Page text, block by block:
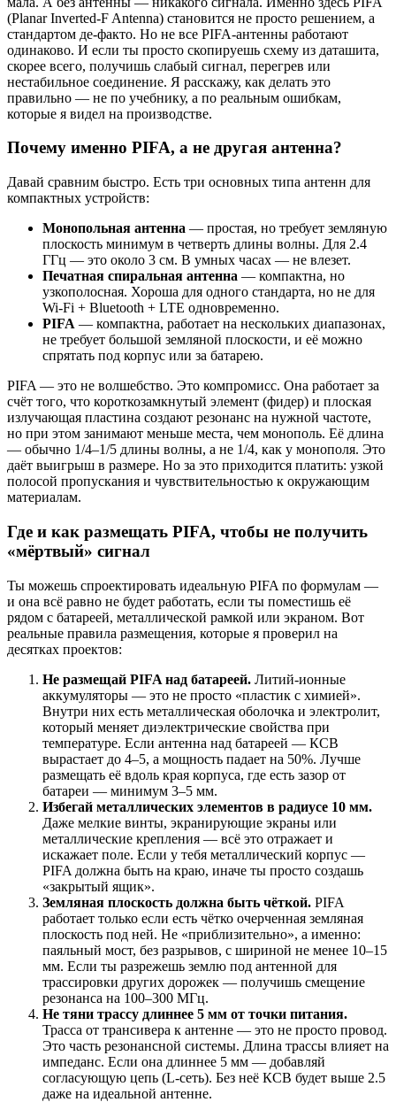
(Planar Inverted-F Antenna) становится не просто решением, а
стандартом де-факто. Но не все PIFA-антенны работают
одинаково. И если ты просто скопируешь схему из даташита,
скорее всего, получишь слабый сигнал, перегрев или
нестабильное соединение. Я расскажу, как делать это
правильно — не по учебнику, а по реальным ошибкам,
которые я видел на производстве.
Почему именно PIFA, а не другая антенна?
Давай сравним быстро. Есть три основных типа антенн для
компактных устройств:
Монопольная антенна — простая, но требует земляную
плоскость минимум в четверть длины волны. Для 2.4
ГГц — это около 3 см. В умных часах — не влезет.
Печатная спиральная антенна — компактна, но
узкополосная. Хороша для одного стандарта, но не для
Wi-Fi + Bluetooth + LTE одновременно.
PIFA — компактна, работает на нескольких диапазонах,
не требует большой земляной плоскости, и её можно
спрятать под корпус или за батарею.
PIFA — это не волшебство. Это компромисс. Она работает за
счёт того, что короткозамкнутый элемент (фидер) и плоская
излучающая пластина создают резонанс на нужной частоте,
но при этом занимают меньше места, чем монополь. Её длина
— обычно 1/4–1/5 длины волны, а не 1/4, как у монополя. Это
даёт выигрыш в размере. Но за это приходится платить: узкой
полосой пропускания и чувствительностью к окружающим
материалам.
Где и как размещать PIFA, чтобы не получить
«мёртвый» сигнал
Ты можешь спроектировать идеальную PIFA по формулам —
и она всё равно не будет работать, если ты поместишь её
рядом с батареей, металлической рамкой или экраном. Вот
реальные правила размещения, которые я проверил на
десятках проектов:
Не размещай PIFA над батареей. Литий-ионные
аккумуляторы — это не просто «пластик с химией».
Внутри них есть металлическая оболочка и электролит,
который меняет диэлектрические свойства при
температуре. Если антенна над батареей — КСВ
вырастает до 4–5, а мощность падает на 50%. Лучше
размещать её вдоль края корпуса, где есть зазор от
батареи — минимум 3–5 мм.
Избегай металлических элементов в радиусе 10 мм.
Даже мелкие винты, экранирующие экраны или
металлические крепления — всё это отражает и
искажает поле. Если у тебя металлический корпус —
PIFA должна быть на краю, иначе ты просто создашь
«закрытый ящик».
Земляная плоскость должна быть чёткой. PIFA
работает только если есть чётко очерченная земляная
плоскость под ней. Не «приблизительно», а именно:
паяльный мост, без разрывов, с шириной не менее 10–15
мм. Если ты разрежешь землю под антенной для
трассировки других дорожек — получишь смещение
резонанса на 100–300 МГц.
Не тяни трассу длиннее 5 мм от точки питания.
Трасса от трансивера к антенне — это не просто провод.
Это часть резонансной системы. Длина трассы влияет на
импеданс. Если она длиннее 5 мм — добавляй
согласующую цепь (L-сеть). Без неё КСВ будет выше 2.5
даже на идеальной антенне.